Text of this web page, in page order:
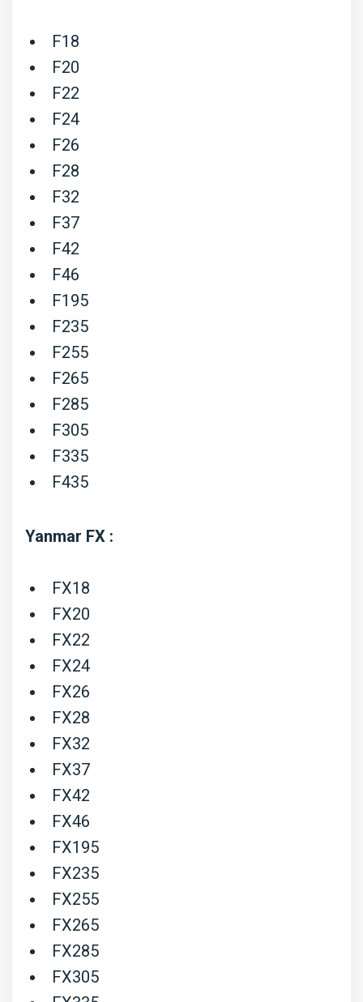
F18
F20
F22
F24
F26
F28
F32
F37
F42
F46
F195
F235
F255
F265
F285
F305
F335
F435
Yanmar FX :
FX18
FX20
FX22
FX24
FX26
FX28
FX32
FX37
FX42
FX46
FX195
FX235
FX255
FX265
FX285
FX305